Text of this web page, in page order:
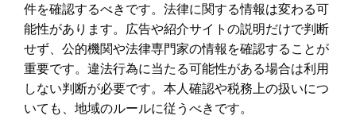
件を確認するべきです。法律に関する情報は変わる可
能性があります。広告や紹介サイトの説明だけで判断
せず、公的機関や法律専門家の情報を確認することが
重要です。違法行為に当たる可能性がある場合は利用
しない判断が必要です。本人確認や税務上の扱いにつ
いても、地域のルールに従うべきです。